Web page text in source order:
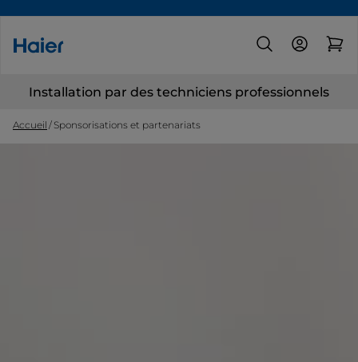
Installation par des techniciens professionnels
Accueil Sponsorisations et partenariats